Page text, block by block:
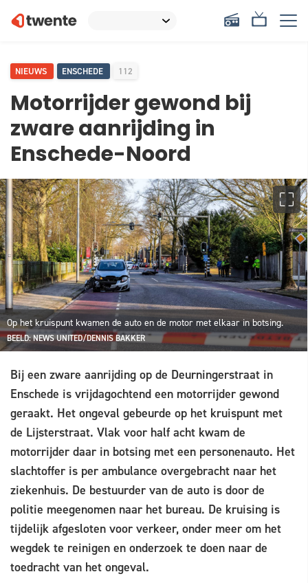
NIEUWS ENSCHEDE 112
Motorrijder gewond bij
zware aanrijding in
Enschede-Noord
Op het kruispunt kwamen de auto en de motor met elkaar in botsing.
BEELD: NEWS UNITED/DENNIS BAKKER
Bij een zware aanrijding op de Deurningerstraat in
Enschede is vrijdagochtend een motorrijder gewond
geraakt. Het ongeval gebeurde op het kruispunt met
de Lijsterstraat. Vlak voor half acht kwam de
motorrijder daar in botsing met een personenauto. Het
slachtoffer is per ambulance overgebracht naar het
ziekenhuis. De bestuurder van de auto is door de
politie meegenomen naar het bureau. De kruising is
tijdelijk afgesloten voor verkeer, onder meer om het
wegdek te reinigen en onderzoek te doen naar de
toedracht van het ongeval.